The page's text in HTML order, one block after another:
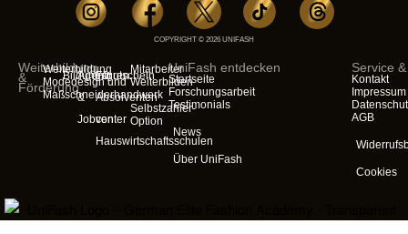
COPYRIGHT © 2026 UNIFASH
Weiterbildung
&
Förderung
Weiterbildung
Modedesign und
Maßschneiderhandwerk
Bildungsgutschein
Agenturen
&
Jobcenter
Für
Absolventen
von
Hauswirtschaftsschulen
Mitarbeiter
Weiterbilden
Selbstzahler-
Option
UniFash entdecken
Startseite
Forschungsarbeit
Testimonials
News
Über UniFash
Service
Kontakt
Impressum
AGB
Cookies